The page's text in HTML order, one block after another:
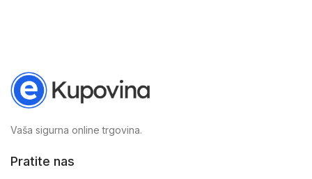
Vaša sigurna online trgovina.
Pratite nas